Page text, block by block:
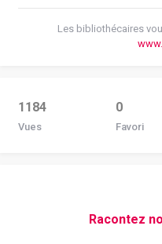
Les bibliothécaires
1184
Vues
0
Favori
Racontez